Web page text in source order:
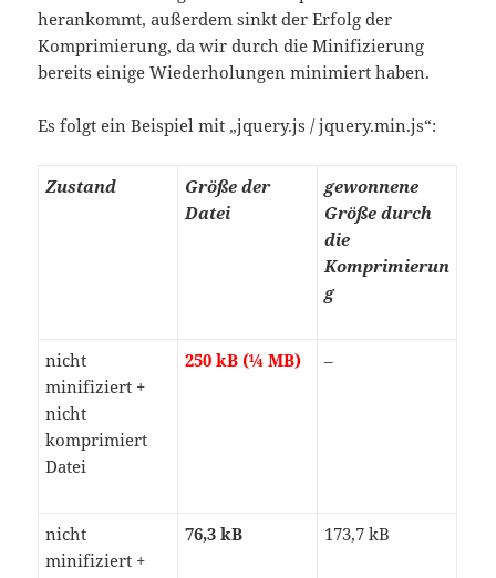
herankommt, außerdem sinkt der Erfolg der
Komprimierung, da wir durch die Minifizierung
bereits einige Wiederholungen minimiert haben.
Es folgt ein Beispiel mit „jquery.js / jquery.min.js“:
Zustand
Größe der
Datei
gewonnene
Größe durch
die
Komprimierun
g
nicht
minifiziert +
nicht
komprimiert
Datei
250 kB (¼ MB) –
nicht
minifiziert +
76,3 kB 173,7 kB